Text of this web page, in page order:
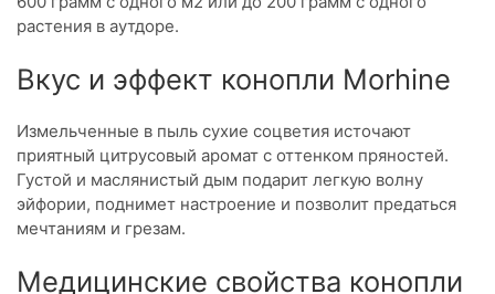
растения в аутдоре.
Вкус и эффект конопли Morhine
Измельченные в пыль сухие соцветия источают
приятный цитрусовый аромат с оттенком пряностей.
Густой и маслянистый дым подарит легкую волну
эйфории, поднимет настроение и позволит предаться
мечтаниям и грезам.
Медицинские свойства конопли